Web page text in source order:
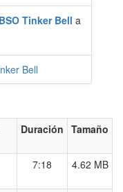
Tinker Bell a
Bell
Duración Tamaño
7:18 4.62 MB